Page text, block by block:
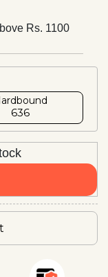
Rs. 1100
₹636